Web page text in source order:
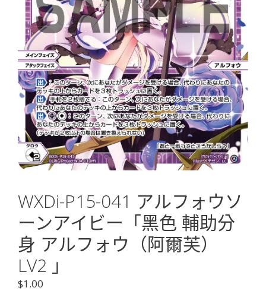
WXDi-P15-041 アルフォウソ
ーンアイビー「黑色 輔助分
身 アルフォウ（阿爾芙）
LV2 」
$1.00